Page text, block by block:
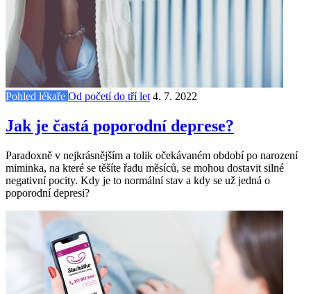
Pohled lékaře Od početí do tří let 4. 7. 2022
Jak je častá poporodní deprese?
Paradoxně v nejkrásnějším a tolik očekávaném období po narození
miminka, na které se těšíte řadu měsíců, se mohou dostavit silné
negativní pocity. Kdy je to normální stav a kdy se už jedná o
poporodní depresi?